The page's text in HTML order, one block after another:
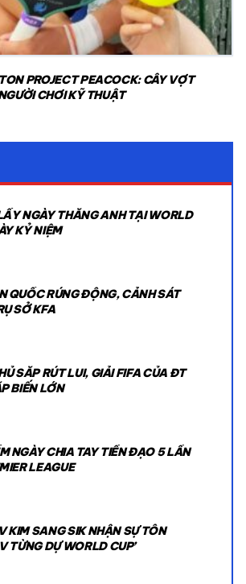
PROJECT PEACOCK: CÂY VỢT
CHƠI KỸ THUẬT
NGÀY THẮNG ANH TẠI WORLD
KỶ NIỆM
QUỐC RÚNG ĐỘNG, CẢNH SÁT
SỞ KFA
SẮP RÚT LUI, GIẢI FIFA CỦA ĐT
BIẾN LỚN
NGÀY CHIA TAY TIỀN ĐẠO 5 LẦN
LEAGUE
KIM SANG SIK NHẬN SỰ TÔN
TỪNG DỰ WORLD CUP’